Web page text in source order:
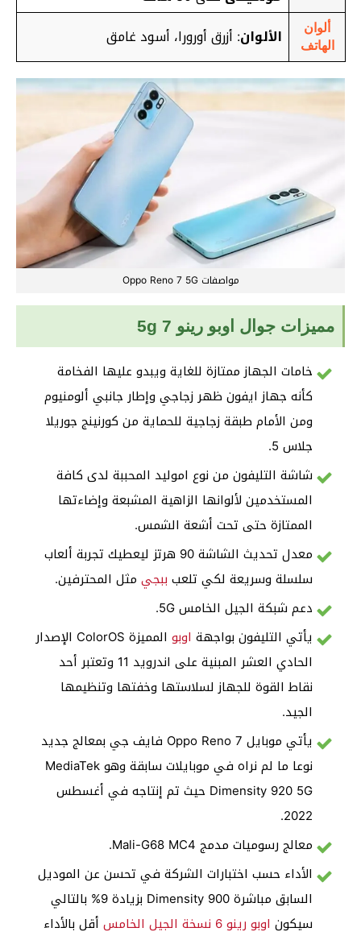
ألوان
الهاتف
الألوان: أزرق أورورا، أسود غامق
مواصفات Oppo Reno 7 5G
مميزات جوال اوبو رينو 7 5g
خامات الجهاز ممتازة للغاية ويبدو عليها الفخامة
كأنه جهاز ايفون ظهر زجاجي وإطار جانبي ألومنيوم
ومن الأمام طبقة زجاجية للحماية من كورنينج جوريلا
جلاس 5.
شاشة التليفون من نوع اموليد المحببة لدى كافة
المستخدمين لألوانها الزاهية المشبعة وإضاءتها
الممتازة حتى تحت أشعة الشمس.
معدل تحديث الشاشة 90 هرتز ليعطيك تجربة ألعاب
سلسلة وسريعة لكي تلعب ببجي مثل المحترفين.
دعم شبكة الجيل الخامس 5G.
يأتي التليفون بواجهة اوبو
المميزة ColorOS الإصدار
الحادي العشر المبنية على اندرويد 11 وتعتبر أحد
نقاط القوة للجهاز لسلاستها وخفتها وتنظيمها
الجيد.
يأتي موبايل Oppo Reno 7 فايف جي بمعالج جديد
نوعا ما لم نراه في موبايلات سابقة وهو MediaTek
Dimensity 920 5G حيث تم إنتاجه في أغسطس
2022.
معالج رسوميات مدمج Mali-G68 MC4.
الأداء حسب اختبارات الشركة في تحسن عن الموديل
السابق مباشرة Dimensity 900 بزيادة 9% بالتالي
سيكون اوبو رينو 6 نسخة الجيل الخامس
أقل بالأداء